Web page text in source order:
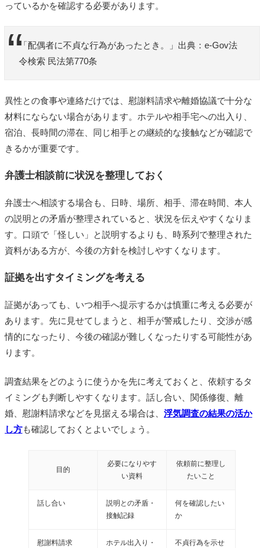
っているかを確認する必要があります。
「配偶者に不貞な行為があったとき。」出典：e-Gov法
令検索 民法第770条
異性との食事や連絡だけでは、慰謝料請求や離婚協議で十分な
材料にならない場合があります。ホテルや相手宅への出入り、
宿泊、長時間の滞在、同じ相手との継続的な接触などが確認で
きるかが重要です。
弁護士相談前に状況を整理しておく
弁護士へ相談する場合も、日時、場所、相手、滞在時間、本人
の説明との矛盾が整理されていると、状況を伝えやすくなりま
す。口頭で「怪しい」と説明するよりも、時系列で整理された
資料がある方が、今後の方針を検討しやすくなります。
証拠を出すタイミングを考える
証拠があっても、いつ相手へ提示するかは慎重に考える必要が
あります。先に見せてしまうと、相手が警戒したり、交渉が感
情的になったり、今後の確認が難しくなったりする可能性があ
ります。
調査結果をどのように使うかを先に考えておくと、依頼するタ
イミングも判断しやすくなります。話し合い、関係修復、離
婚、慰謝料請求などを見据える場合は、 浮気調査の結果の活か
し方も確認しておくとよいでしょう。
目的
必要になりやす
い資料
依頼前に整理し
たいこと
話し合い
説明との矛盾・
接触記録
何を確認したい
か
慰謝料請求
ホテル出入り・
不貞行為を示せ